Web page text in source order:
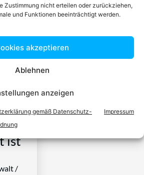
Zustimmung nicht erteilen oder zurückziehen,
und Funktionen beeinträchtigt werden.
akzeptieren
Ablehnen
anzeigen
gemäß Datenschutz-
Impressum
3
ist
/